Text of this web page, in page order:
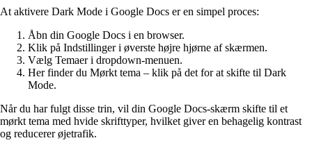
At aktivere Dark Mode i Google Docs er en simpel proces:
Åbn din Google Docs i en browser.
Klik på Indstillinger i øverste højre hjørne af skærmen.
Vælg Temaer i dropdown-menuen.
Her finder du Mørkt tema – klik på det for at skifte til Dark
Mode.
Når du har fulgt disse trin, vil din Google Docs-skærm skifte til et
mørkt tema med hvide skrifttyper, hvilket giver en behagelig kontrast
og reducerer øjetrafik.